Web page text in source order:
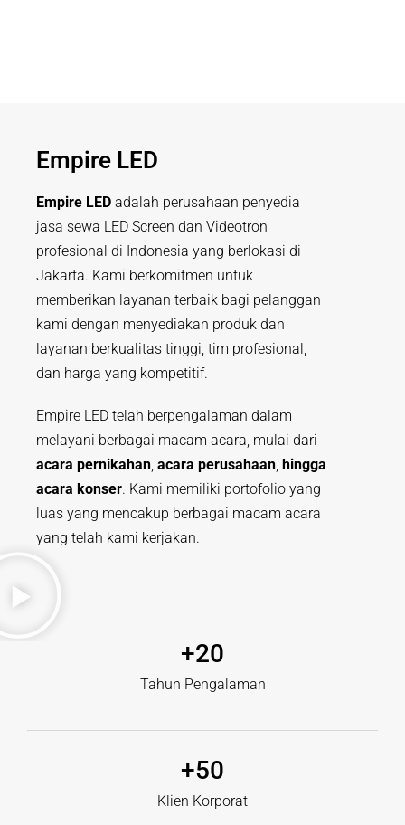
Empire LED
Empire LED adalah perusahaan penyedia
jasa sewa LED Screen dan Videotron
profesional di Indonesia yang berlokasi di
Jakarta. Kami berkomitmen untuk
memberikan layanan terbaik bagi pelanggan
kami dengan menyediakan produk dan
layanan berkualitas tinggi, tim profesional,
dan harga yang kompetitif.
Empire LED telah berpengalaman dalam
melayani berbagai macam acara, mulai dari
acara pernikahan, acara perusahaan, hingga
acara konser. Kami memiliki portofolio yang
luas yang mencakup berbagai macam acara
yang telah kami kerjakan.
Tahun Pengalaman​
+20
Klien Korporat
+50